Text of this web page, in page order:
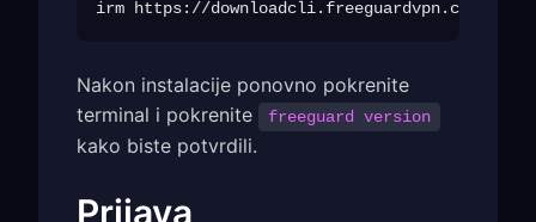
Nakon instalacije ponovno pokrenite
terminal i pokrenite
freeguard version
kako biste potvrdili.
Prijava